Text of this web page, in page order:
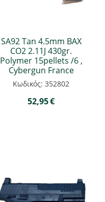
SA92 Tan 4.5mm BAX
CO2 2.11J 430gr.
Polymer 15pellets /6 ,
Cybergun France
Κωδικός: 352802
52,95€